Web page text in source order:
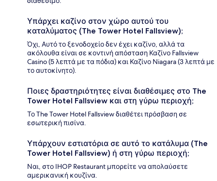
Υπάρχει καζίνο στον χώρο αυτού του
καταλύματος (The Tower Hotel Fallsview);
Όχι, Αυτό το ξενοδοχείο δεν έχει καζίνο, αλλά τα
ακόλουθα είναι σε κοντινή απόσταση Καζίνο Fallsview
Casino (5 λεπτά με τα πόδια) και Καζίνο Niagara (3 λεπτά με
το αυτοκίνητο).
Ποιες δραστηριότητες είναι διαθέσιμες στο The
Tower Hotel Fallsview και στη γύρω περιοχή;
Το The Tower Hotel Fallsview διαθέτει πρόσβαση σε
εσωτερική πισίνα.
Υπάρχουν εστιατόρια σε αυτό το κατάλυμα (The
Tower Hotel Fallsview) ή στη γύρω περιοχή;
Ναι, στο IHOP Restaurant μπορείτε να απολαύσετε
αμερικανική κουζίνα.